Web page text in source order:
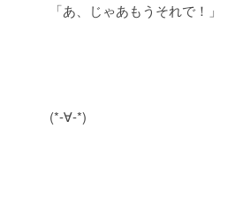
「あ、じゃあもうそれで！」
(*-∀-*)ゞ